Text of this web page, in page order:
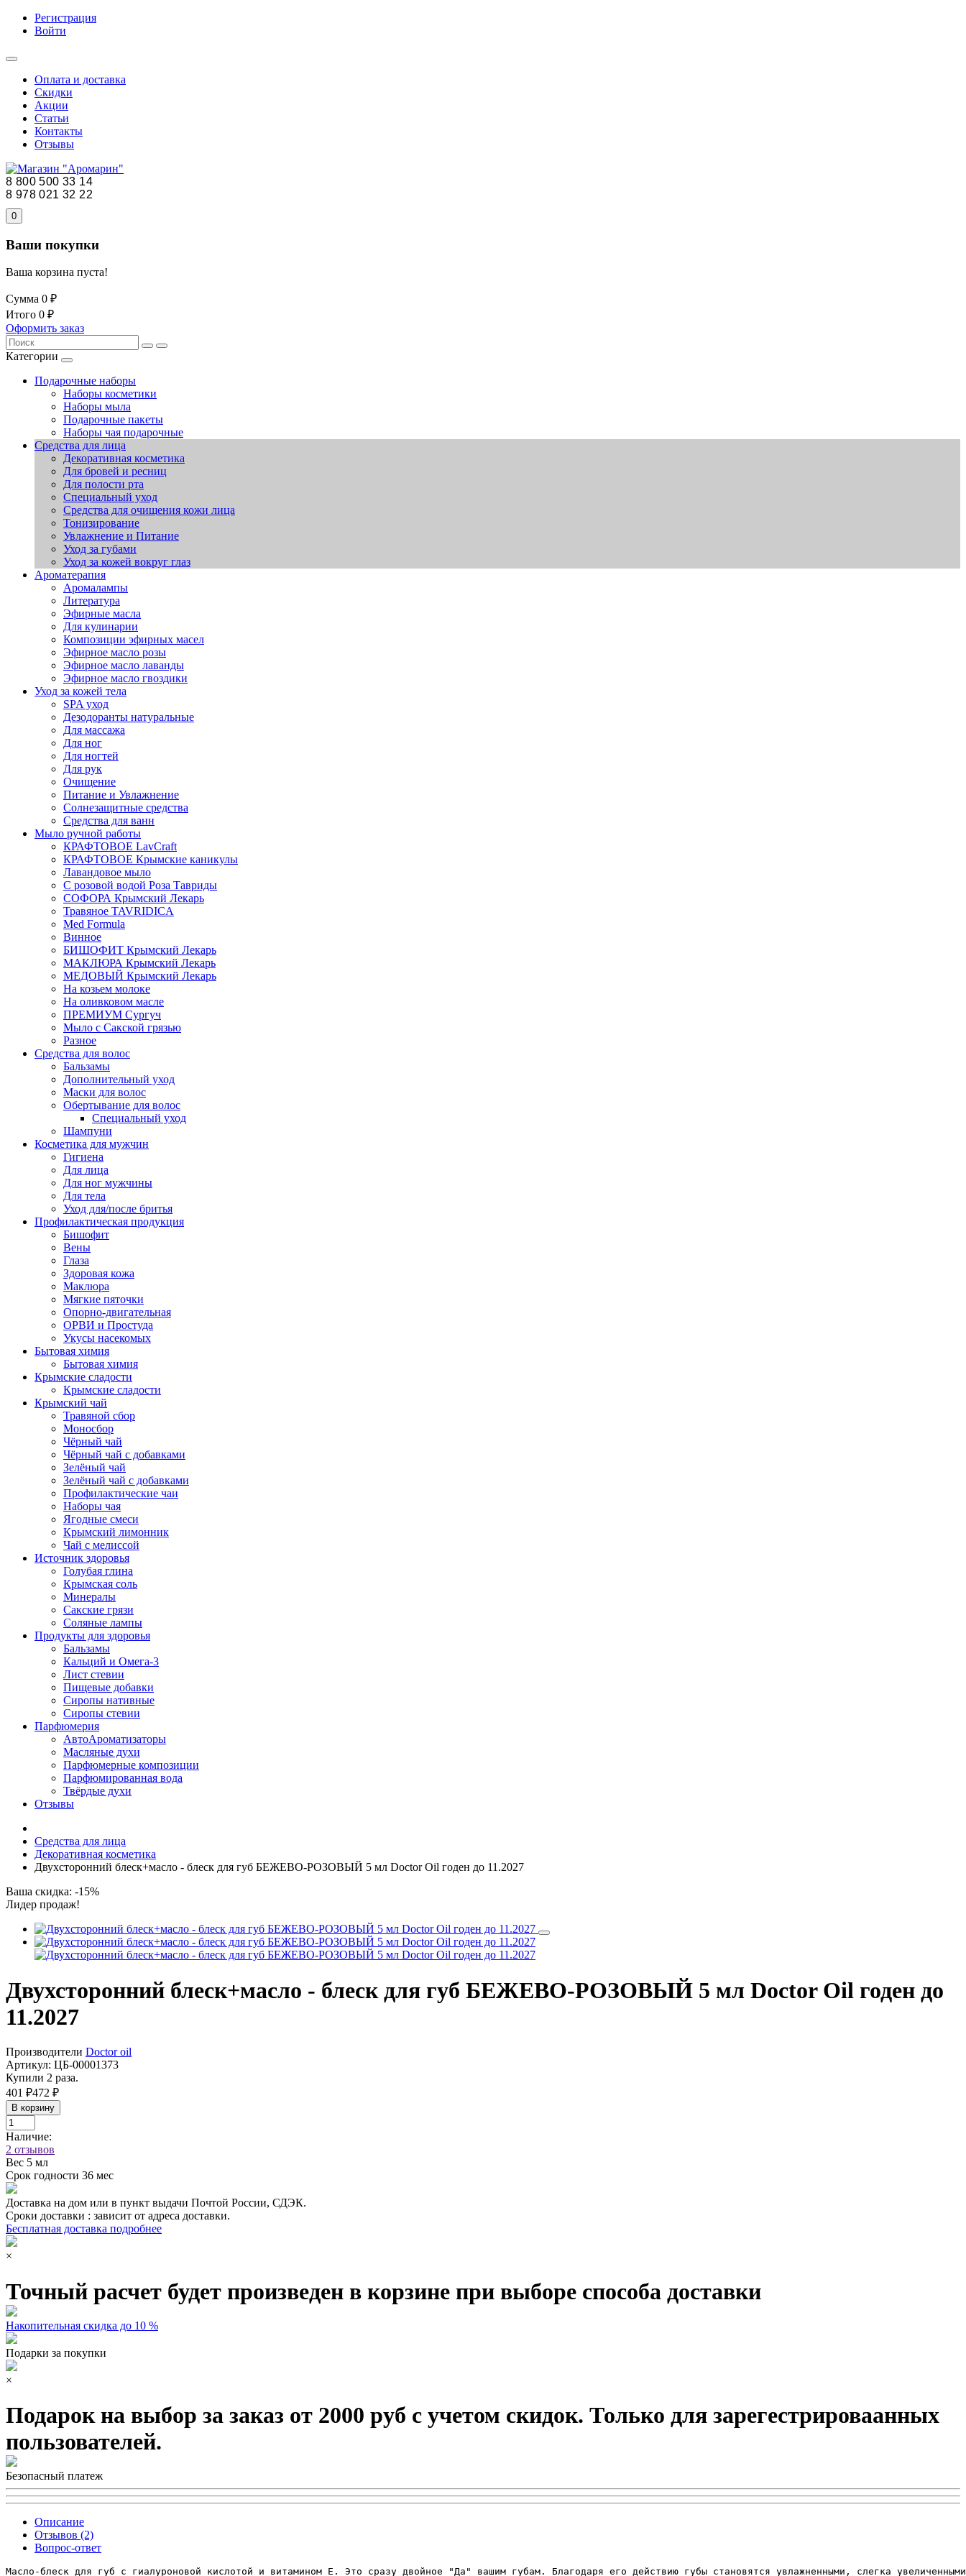
Регистрация
Войти
Оплата и доставка
Скидки
Акции
Статьи
Контакты
Отзывы
8 800 500 33 14
8 978 021 32 22
0
Ваши покупки
Ваша корзина пуста!
Сумма 0 ₽
Итого 0 ₽
Оформить заказ
Категории
Подарочные наборы
Наборы косметики
Наборы мыла
Подарочные пакеты
Наборы чая подарочные
Средства для лица
Декоративная косметика
Для бровей и ресниц
Для полости рта
Специальный уход
Средства для очищения кожи лица
Тонизирование
Увлажнение и Питание
Уход за губами
Уход за кожей вокруг глаз
Ароматерапия
Аромалампы
Литература
Эфирные масла
Для кулинарии
Композиции эфирных масел
Эфирное масло розы
Эфирное масло лаванды
Эфирное масло гвоздики
Уход за кожей тела
SPA уход
Дезодоранты натуральные
Для массажа
Для ног
Для ногтей
Для рук
Очищение
Питание и Увлажнение
Солнезащитные средства
Средства для ванн
Мыло ручной работы
КРАФТОВОЕ LavCraft
КРАФТОВОЕ Крымские каникулы
Лавандовое мыло
С розовой водой Роза Тавриды
СОФОРА Крымский Лекарь
Травяное TAVRIDICA
Med Formula
Винное
БИШОФИТ Крымский Лекарь
МАКЛЮРА Крымский Лекарь
МЕДОВЫЙ Крымский Лекарь
На козьем молоке
На оливковом масле
ПРЕМИУМ Сургуч
Мыло с Сакской грязью
Разное
Средства для волос
Бальзамы
Дополнительный уход
Маски для волос
Обертывание для волос
Специальный уход
Шампуни
Косметика для мужчин
Гигиена
Для лица
Для ног мужчины
Для тела
Уход для/после бритья
Профилактическая продукция
Бишофит
Вены
Глаза
Здоровая кожа
Маклюра
Мягкие пяточки
Опорно-двигательная
ОРВИ и Простуда
Укусы насекомых
Бытовая химия
Бытовая химия
Крымские сладости
Крымские сладости
Крымский чай
Травяной сбор
Моносбор
Чёрный чай
Чёрный чай с добавками
Зелёный чай
Зелёный чай с добавками
Профилактические чаи
Наборы чая
Ягодные смеси
Крымский лимонник
Чай с мелиссой
Источник здоровья
Голубая глина
Крымская соль
Минералы
Сакские грязи
Соляные лампы
Продукты для здоровья
Бальзамы
Кальций и Омега-3
Лист стевии
Пищевые добавки
Сиропы нативные
Сиропы стевии
Парфюмерия
АвтоАроматизаторы
Масляные духи
Парфюмерные композиции
Парфюмированная вода
Твёрдые духи
Отзывы
Средства для лица
Декоративная косметика
Двухсторонний блеск+масло - блеск для губ БЕЖЕВО-РОЗОВЫЙ 5 мл Doctor Oil годен до 11.2027
Ваша скидка: -15%
Лидер продаж!
Двухсторонний блеск+масло - блеск для губ БЕЖЕВО-РОЗОВЫЙ 5 мл Doctor Oil годен до
11.2027
Производители Doctor oil
Артикул: ЦБ-00001373
Купили 2 раза.
401 ₽472 ₽
В корзину
Наличие:
2 отзывов
Вес 5 мл
Срок годности 36 мес
Доставка на дом или в пункт выдачи Почтой России, СДЭК.
Сроки доставки : зависит от адреса доставки.
Бесплатная доставка подробнее
×
Точный расчет будет произведен в корзине при выборе способа доставки
Накопительная скидка до 10 %
Подарки за покупки
×
Подарок на выбор за заказ от 2000 руб с учетом скидок. Только для зарегестрироваанных
пользователей.
Безопасный платеж
Описание
Отзывов (2)
Вопрос-ответ
Масло-блеск для губ с гиалуроновой кислотой и витамином Е. Это сразу двойное "Да" вашим губам. Благодаря его действию губы становятся увлажненными, слегка